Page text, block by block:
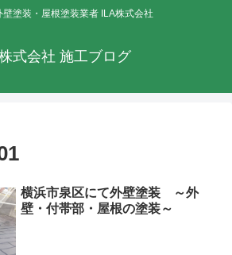
壁塗装・屋根塗装業者 ILA株式会社
式会社 施工ブログ
横浜市泉区にて外壁塗装 ～外
壁・付帯部・屋根の塗装～